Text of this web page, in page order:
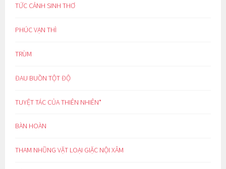
TỨC CẢNH SINH THƠ
PHÚC VẠN THÌ
TRÙM
ĐAU BUỒN TỘT ĐỘ
TUYỆT TÁC CỦA THIÊN NHIÊN*
BÀN HOÀN
THAM NHŨNG VẶT LOẠI GIẶC NỘI XÂM